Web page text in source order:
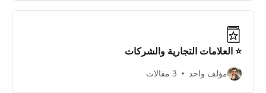
⭐️ العلامات التجارية والشركات
مؤلف واحد 3 مقالات